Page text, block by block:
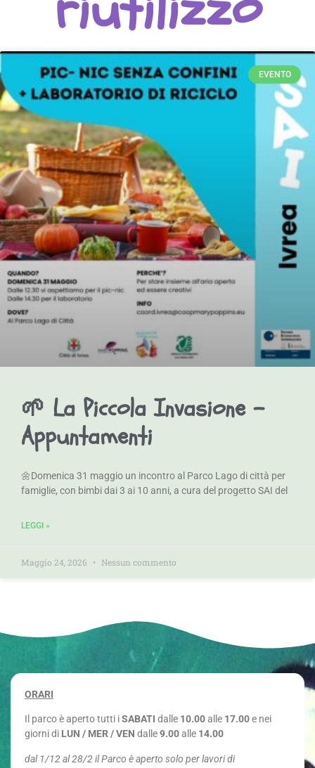
EVENTO
🌱 La Piccola Invasione –
Appuntamenti
🌼Domenica 31 maggio un incontro al Parco Lago di città per
famiglie, con bimbi dai 3 ai 10 anni, a cura del progetto SAI del
LEGGI »
Maggio 24, 2026 Nessun commento
ORARI
Il parco è aperto tutti iSABATI dalle 10.00alle 17.00e nei
giorni di LUN / MER / VEN dalle9.00alle 14.00
dal 1/12 al 28/2 il Parco è aperto solo per lavori di